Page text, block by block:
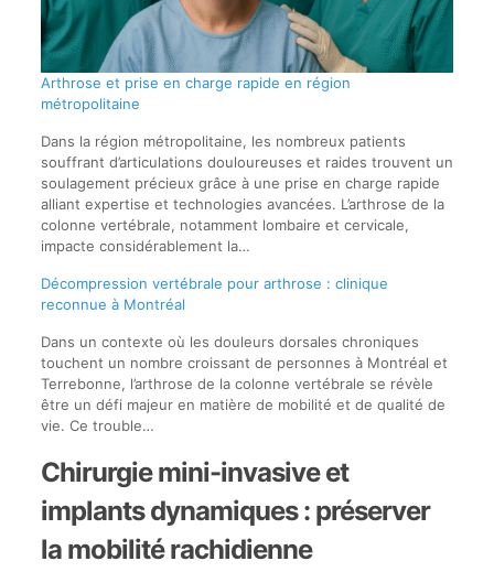
Arthrose et prise en charge rapide en région
métropolitaine
Dans la région métropolitaine, les nombreux patients
souffrant d’articulations douloureuses et raides trouvent un
soulagement précieux grâce à une prise en charge rapide
alliant expertise et technologies avancées. L’arthrose de la
colonne vertébrale, notamment lombaire et cervicale,
impacte considérablement la…
Décompression vertébrale pour arthrose : clinique
reconnue à Montréal
Dans un contexte où les douleurs dorsales chroniques
touchent un nombre croissant de personnes à Montréal et
Terrebonne, l’arthrose de la colonne vertébrale se révèle
être un défi majeur en matière de mobilité et de qualité de
vie. Ce trouble…
Chirurgie mini-invasive et
implants dynamiques : préserver
la mobilité rachidienne